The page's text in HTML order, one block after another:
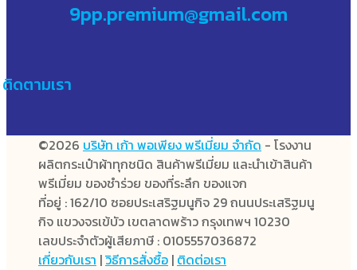
9pp.premium@gmail.com
ติดตามเรา
©2026 บริษัท เก้า พอเพียง พรีเมี่ยม จำกัด - โรงงาน
ผลิตกระเป๋าผ้าทุกชนิด สินค้าพรีเมี่ยม และนำเข้าสินค้า
พรีเมี่ยม ของชำร่วย ของที่ระลึก ของแจก
ที่อยู่ : 162/10 ซอยประเสริฐมนูกิจ 29 ถนนประเสริฐมนู
กิจ แขวงจรเข้บัว เขตลาดพร้าว กรุงเทพฯ 10230
เลขประจำตัวผู้เสียภาษี : 0105557036872
เกี่ยวกับเรา |วิธีการสั่งซื้อ | ติดต่อเรา